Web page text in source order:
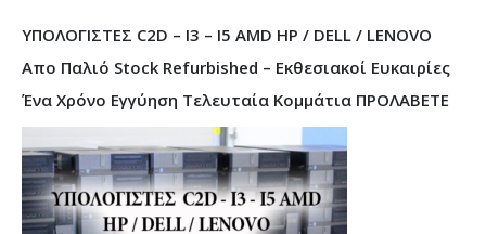
ΥΠΟΛΟΓΙΣΤΕΣ C2D – I3 – I5 AMD HP / DELL / LENOVO
Απο Παλιό Stock Refurbished – Εκθεσιακοί Ευκαιρίες
Ένα Χρόνο Εγγύηση Τελευταία Κομμάτια ΠΡΟΛΑΒΕΤΕ